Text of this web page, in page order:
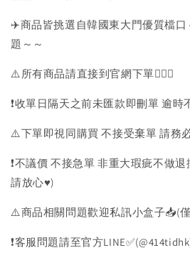
✈️商品皆挑選自韓國東大門優質檔口
題～～
⚠️所有商品請直接到官網下單💁🏻‍♀️
❗️收單日隔天之前未匯款即刪單 逾時
⚠️下單即視同購買 不接受棄單 請務
❗️不議價 不接急單 非重大瑕疵不做
請放心♥️)
⚠️商品相關問題歡迎私訊小盒子📥(僅
❗️客服問題請至官方